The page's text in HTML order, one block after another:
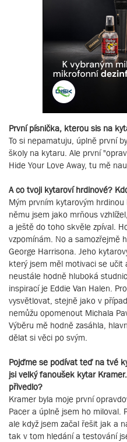
První písnička, kterou sis na
To si nepamatuju, úplně první
školy na kytaru. Ale první
Hide Your Love Away, tu mě
A co tvoji kytaroví hrdinové?
Mým prvním kytarovým
němu jsem jako mrňous
a ještě do toho skvěle zpíval.
vzpomínám. No a samozřejmě
George Harrisona. Jeho
který jsem měl motivaci se učit
neustále hodně hluboká
inspirací je Eddie Van Halen.
vysvětlovat, stejně jako v
nemůžu opomenout Michala
Výběru mě hodně zasáhla,
dělat si věci po svým.
Pojďme se podívat teď na tvé
jsi velký fanoušek kytar
přivedlo?
Kramer byla moje první
Pacer a úplně jsem ho miloval.
ale když jsem začal řešit jak a
tak v tom hledání a testování